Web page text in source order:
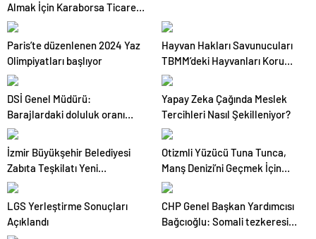
Almak İçin Karaborsa Ticareti
Yapılıyor
Paris’te düzenlenen 2024 Yaz
Olimpiyatları başlıyor
Hayvan Hakları Savunucuları
TBMM’deki Hayvanları Koruma
Kanunu Tasarısına Karşı
DSİ Genel Müdürü:
Barajlardaki doluluk oranı
arttı
Yapay Zeka Çağında Meslek
Tercihleri Nasıl Şekilleniyor?
İzmir Büyükşehir Belediyesi
Zabıta Teşkilatı Yeni
Memurlarla Güçleniyor
Otizmli Yüzücü Tuna Tunca,
Manş Denizi’ni Geçmek İçin
Hazırlanıyor
LGS Yerleştirme Sonuçları
Açıklandı
CHP Genel Başkan Yardımcısı
Bağcıoğlu: Somali tezkeresi